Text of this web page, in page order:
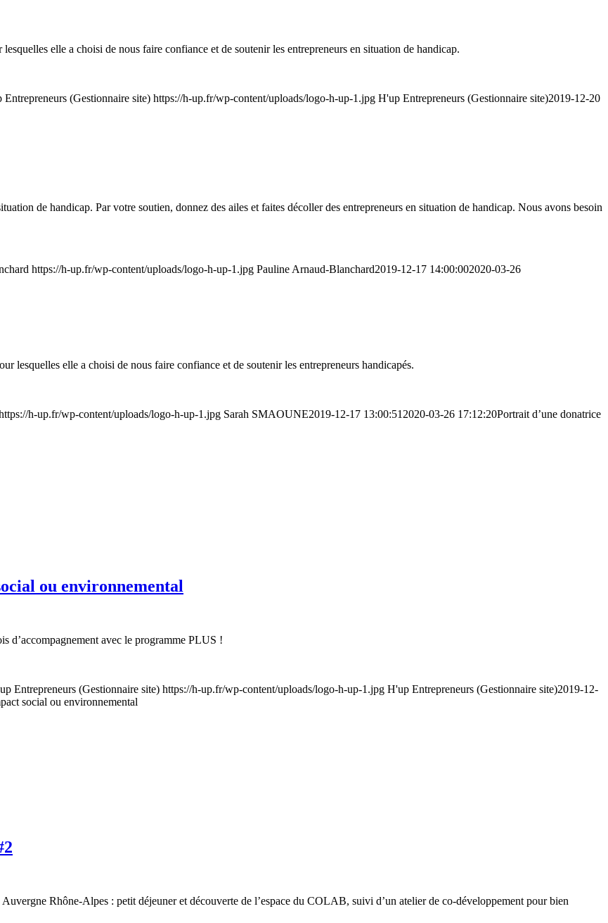
elle a choisi de nous faire confiance et de soutenir les entrepreneurs en situation de handicap.
Entrepreneurs (Gestionnaire site) https://h-up.fr/wp-content/uploads/logo-h-up-1.jpg H'up Entrepreneurs (Gestionnaire site)2019-12-20
de handicap. Par votre soutien, donnez des ailes et faites décoller des entrepreneurs en situation de handicap. Nous avons besoin
https://h-up.fr/wp-content/uploads/logo-h-up-1.jpg Pauline Arnaud-Blanchard2019-12-17 14:00:002020-03-26
lesquelles elle a choisi de nous faire confiance et de soutenir les entrepreneurs handicapés.
h-up.fr/wp-content/uploads/logo-h-up-1.jpg Sarah SMAOUNE2019-12-17 13:00:512020-03-26 17:12:20Portrait d’une donatrice
ou environnemental
d’accompagnement avec le programme PLUS !
Entrepreneurs (Gestionnaire site) https://h-up.fr/wp-content/uploads/logo-h-up-1.jpg H'up Entrepreneurs (Gestionnaire site)2019-12-
social ou environnemental
Rhône-Alpes : petit déjeuner et découverte de l’espace du COLAB, suivi d’un atelier de co-développement pour bien